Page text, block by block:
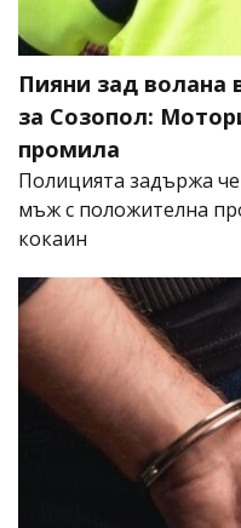
Пияни зад волана
за Созопол:
промила
Полицията задържа
мъж с положителна
кокаин